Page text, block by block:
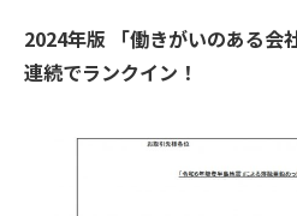
2024年版 「働きがいのある会
連続でランクイン！